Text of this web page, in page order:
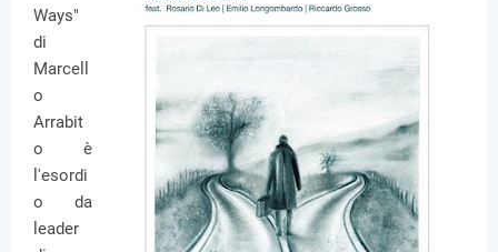
Ways"
di
Marcell
o
Arrabit
o è
l'esordi
o da
leader